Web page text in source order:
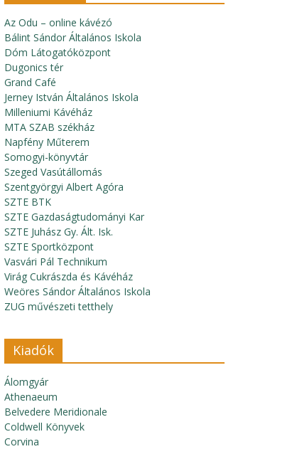
Az Odu – online kávézó
Bálint Sándor Általános Iskola
Dóm Látogatóközpont
Dugonics tér
Grand Café
Jerney István Általános Iskola
Milleniumi Kávéház
MTA SZAB székház
Napfény Műterem
Somogyi-könyvtár
Szeged Vasútállomás
Szentgyörgyi Albert Agóra
SZTE BTK
SZTE Gazdaságtudományi Kar
SZTE Juhász Gy. Ált. Isk.
SZTE Sportközpont
Vasvári Pál Technikum
Virág Cukrászda és Kávéház
Weöres Sándor Általános Iskola
ZUG művészeti tetthely
Kiadók
Álomgyár
Athenaeum
Belvedere Meridionale
Coldwell Könyvek
Corvina